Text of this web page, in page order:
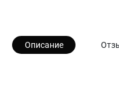
Описание